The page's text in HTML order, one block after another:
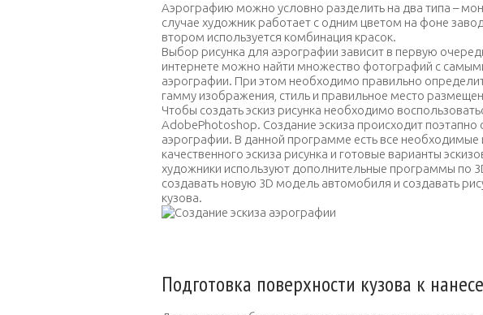
Аэрографию можно условно разделить на два типа –
случае художник работает с одним цветом на фоне
втором используется комбинация красок.
Выбор рисунка для аэрографии зависит в первую
интернете можно найти множество фотографий с
аэрографии. При этом необходимо правильно
гамму изображения, стиль и правильное место
Чтобы создать эскиз рисунка необходимо
AdobePhotoshop. Создание эскиза происходит
аэрографии. В данной программе есть все необходимые
качественного эскиза рисунка и готовые варианты
художники используют дополнительные программы по
создавать новую 3D модель автомобиля и создавать
кузова.
Подготовка поверхности кузова к